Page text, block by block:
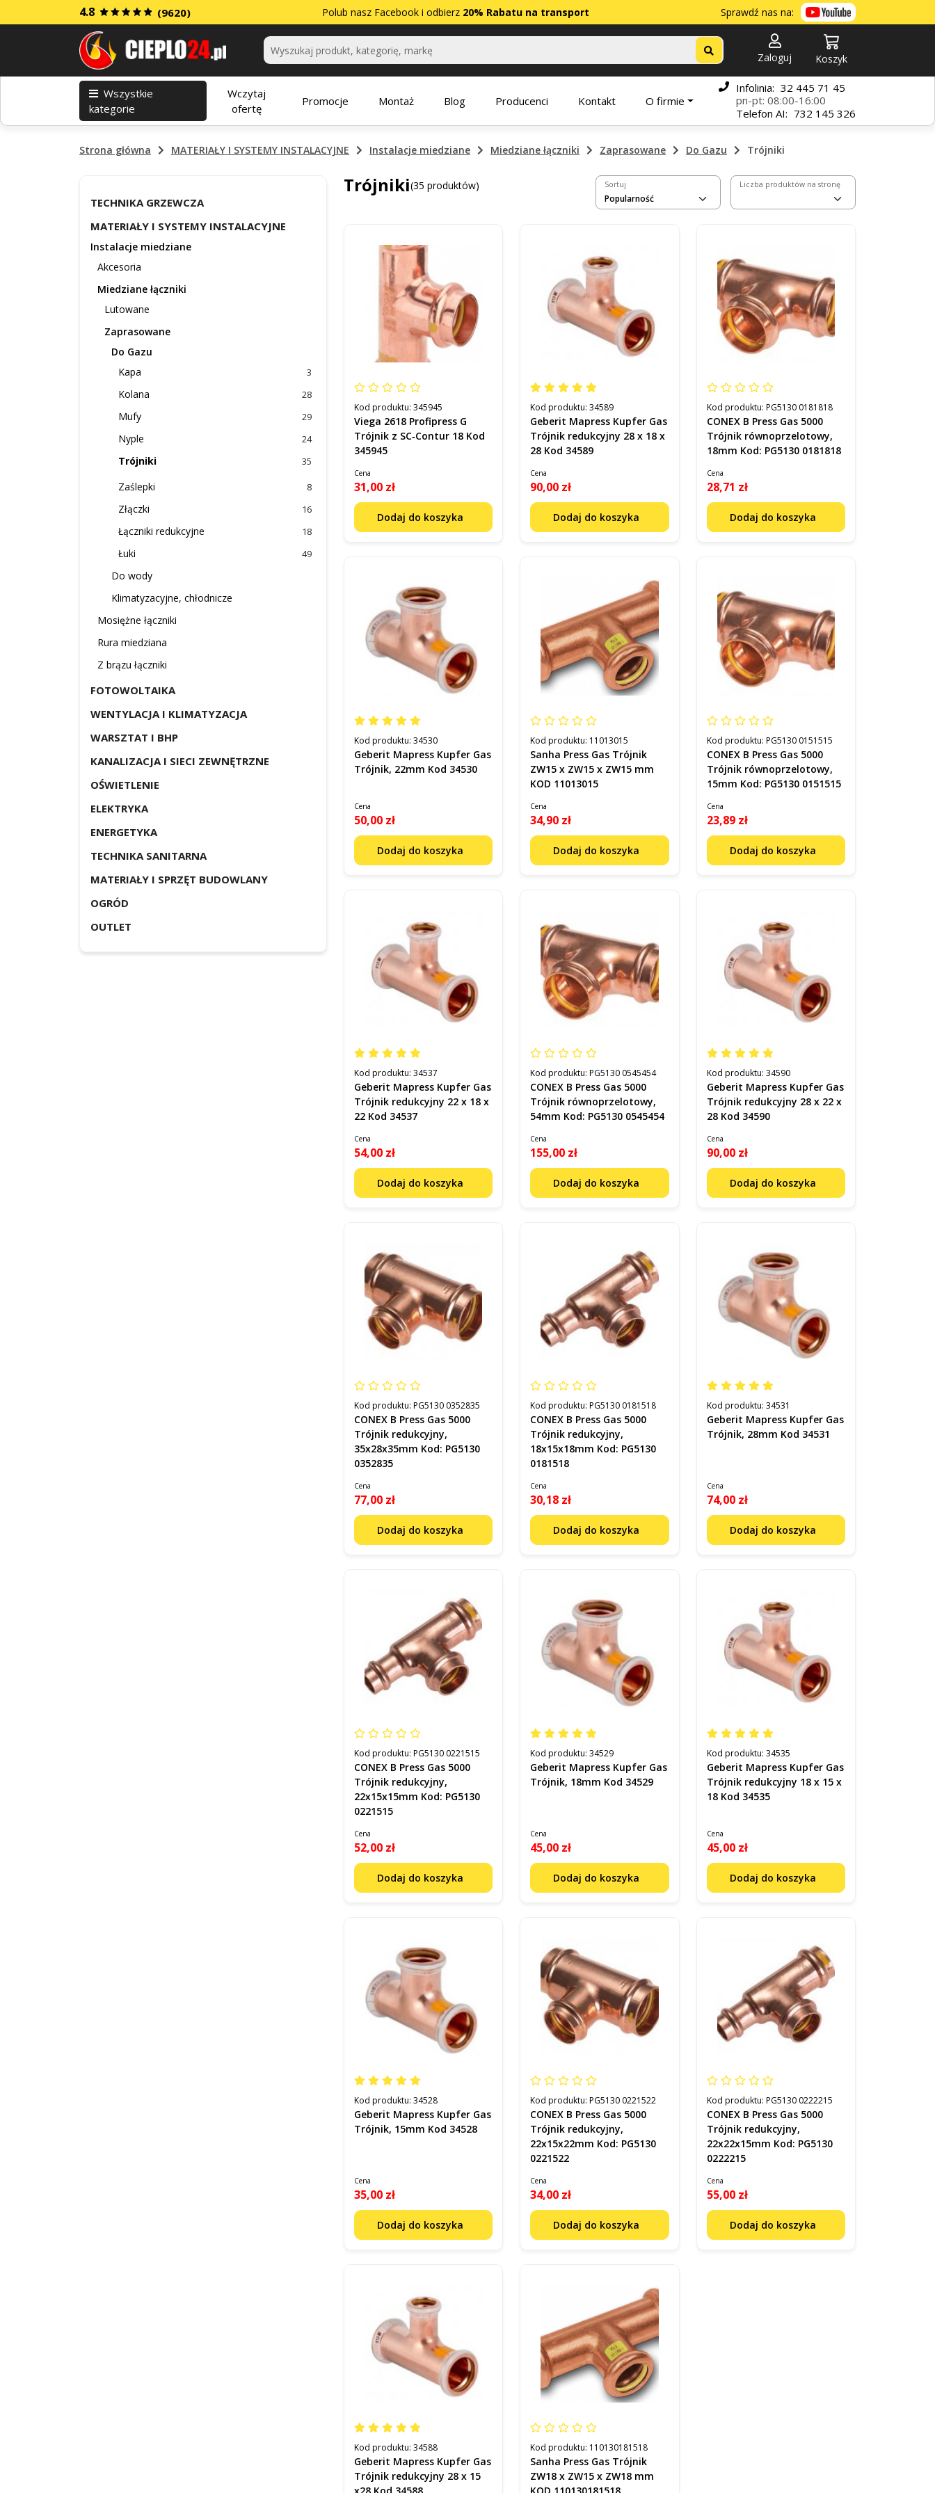
4.8 (9620) Polub nasz Facebook i odbierz 20% Rabatu na transport Sprawdź nas na:
Kategorie
Zaloguj Koszyk
Wszystkie
kategorie
Wczytaj
ofertę
Promocje Montaż Blog Producenci Kontakt O firmie
Infolinia: 32 445 71 45
pn-pt: 08:00-16:00
Telefon AI: 732 145 326
Strona główna MATERIAŁY I SYSTEMY INSTALACYJNE Instalacje miedziane Miedziane łączniki Zaprasowane Do Gazu Trójniki
TECHNIKA GRZEWCZA
MATERIAŁY I SYSTEMY INSTALACYJNE
Instalacje miedziane
Akcesoria
Miedziane łączniki
Lutowane
Zaprasowane
Do Gazu
Kapa
3
Kolana 28
Mufy 29
Nyple 24
Trójniki 35
Zaślepki 8
Złączki 16
Łączniki redukcyjne 18
Łuki 49
Do wody
Klimatyzacyjne, chłodnicze
Mosiężne łączniki
Rura miedziana
Z brązu łączniki
FOTOWOLTAIKA
WENTYLACJA I KLIMATYZACJA
WARSZTAT I BHP
KANALIZACJA I SIECI ZEWNĘTRZNE
OŚWIETLENIE
ELEKTRYKA
ENERGETYKA
TECHNIKA SANITARNA
MATERIAŁY I SPRZĘT BUDOWLANY
OGRÓD
OUTLET
Trójniki(35 produktów) Sortuj Liczba produktów na stronę
Kod produktu: 345945
Viega 2618 Profipress G
Trójnik z SC‑Contur 18 Kod
345945
Cena
31,00 zł
Dodaj do koszyka
Kod produktu:34589
Geberit Mapress Kupfer Gas
Trójnik redukcyjny 28 x 18 x
28 Kod 34589
Cena
90,00 zł
Dodaj do koszyka
Kod produktu: PG5130 0181818
CONEX B Press Gas 5000
Trójnik równoprzelotowy,
18mm Kod: PG5130 0181818
Cena
28,71 zł
Dodaj do koszyka
Kod produktu: 34530
Geberit Mapress Kupfer Gas
Trójnik, 22mm Kod 34530
Cena
50,00 zł
Dodaj do koszyka
Kod produktu: 11013015
Sanha Press Gas Trójnik
ZW15 x ZW15 x ZW15 mm
KOD 11013015
Cena
34,90 zł
Dodaj do koszyka
Kod produktu: PG5130 0151515
CONEX B Press Gas 5000
Trójnik równoprzelotowy,
15mm Kod: PG5130 0151515
Cena
23,89 zł
Dodaj do koszyka
Kod produktu: 34537
Geberit Mapress Kupfer Gas
Trójnik redukcyjny 22 x 18 x
22 Kod 34537
Cena
54,00 zł
Dodaj do koszyka
Kod produktu:PG5130 0545454
CONEX B Press Gas 5000
Trójnik równoprzelotowy,
54mm Kod: PG5130 0545454
Cena
155,00 zł
Dodaj do koszyka
Kod produktu: 34590
Geberit Mapress Kupfer Gas
Trójnik redukcyjny 28 x 22 x
28 Kod 34590
Cena
90,00 zł
Dodaj do koszyka
Kod produktu: PG5130 0352835
CONEX B Press Gas 5000
Trójnik redukcyjny,
35x28x35mm Kod: PG5130
0352835
Cena
77,00 zł
Dodaj do koszyka
Kod produktu:PG5130 0181518
CONEX B Press Gas 5000
Trójnik redukcyjny,
18x15x18mm Kod: PG5130
0181518
Cena
30,18 zł
Dodaj do koszyka
Kod produktu: 34531
Geberit Mapress Kupfer Gas
Trójnik, 28mm Kod 34531
Cena
74,00 zł
Dodaj do koszyka
Kod produktu: PG5130 0221515
CONEX B Press Gas 5000
Trójnik redukcyjny,
22x15x15mm Kod: PG5130
0221515
Cena
52,00 zł
Dodaj do koszyka
Kod produktu:34529
Geberit Mapress Kupfer Gas
Trójnik, 18mm Kod 34529
Cena
45,00 zł
Dodaj do koszyka
Kod produktu: 34535
Geberit Mapress Kupfer Gas
Trójnik redukcyjny 18 x 15 x
18 Kod 34535
Cena
45,00 zł
Dodaj do koszyka
Kod produktu: 34528
Geberit Mapress Kupfer Gas
Trójnik, 15mm Kod 34528
Cena
35,00 zł
Dodaj do koszyka
Kod produktu:PG5130 0221522
CONEX B Press Gas 5000
Trójnik redukcyjny,
22x15x22mm Kod: PG5130
0221522
Cena
34,00 zł
Dodaj do koszyka
Kod produktu: PG5130 0222215
CONEX B Press Gas 5000
Trójnik redukcyjny,
22x22x15mm Kod: PG5130
0222215
Cena
55,00 zł
Dodaj do koszyka
Kod produktu: 34588
Geberit Mapress Kupfer Gas
Trójnik redukcyjny 28 x 15
Kod produktu: 110130181518
Sanha Press Gas Trójnik
ZW18 x ZW15 x ZW18 mm